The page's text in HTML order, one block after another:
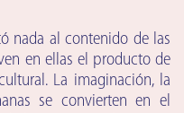
nada al contenido de las
en ellas el producto de
La imaginación, la
se convierten en el